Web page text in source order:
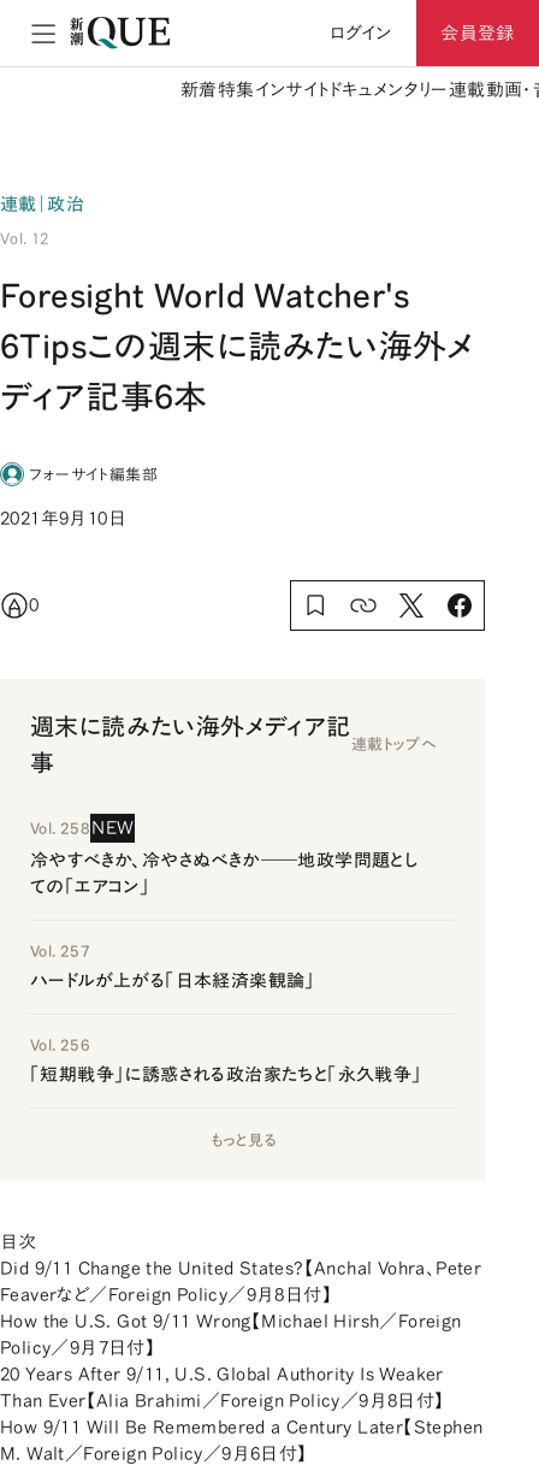
ログイン 会員登録
新着特集 インサイト ドキュメンタリー 連載動画
連載｜政治
Vol. 12
Foresight World Watcher's
6Tipsこの週末に読みたい海外メ
ディア記事6本
フォーサイト編集部
2021年9月10日
0
週末に読みたい海外メディア記
事
連載トップへ
Vol. 258 NEW
冷やすべきか、冷やさぬべきか――地政学問題とし
ての「エアコン」
Vol. 257
ハードルが上がる「日本経済楽観論」
Vol. 256
「短期戦争」に誘惑される政治家たちと「永久戦争」
もっと見る
目次
Did 9/11 Change the United States?【Anchal Vohra、Peter
Feaverなど／Foreign Policy／9月8日付】
How the U.S. Got 9/11 Wrong【Michael Hirsh／Foreign
Policy／9月7日付】
20 Years After 9/11, U.S. Global Authority Is Weaker
Than Ever【Alia Brahimi／Foreign Policy／9月8日付】
How 9/11 Will Be Remembered a Century Later【Stephen
M. Walt／Foreign Policy／9月6日付】